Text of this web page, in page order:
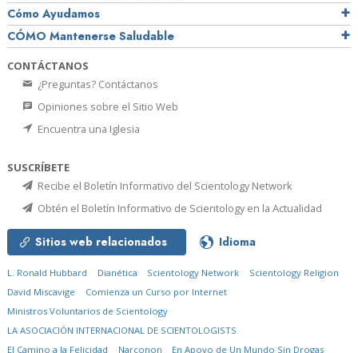
Cómo Ayudamos
CÓMO Mantenerse Saludable
CONTÁCTANOS
¿Preguntas? Contáctanos
Opiniones sobre el Sitio Web
Encuentra una Iglesia
SUSCRÍBETE
Recibe el Boletín Informativo del Scientology Network
Obtén el Boletín Informativo de Scientology en la Actualidad
Sitios web relacionados Idioma
L. Ronald Hubbard Dianética Scientology Network
Scientology Religion
David Miscavige
Comienza un Curso por Internet
Ministros Voluntarios de Scientology
LA ASOCIACIÓN INTERNACIONAL DE SCIENTOLOGISTS
El Camino a la Felicidad
Narconon En Apoyo de Un Mundo Sin Drogas